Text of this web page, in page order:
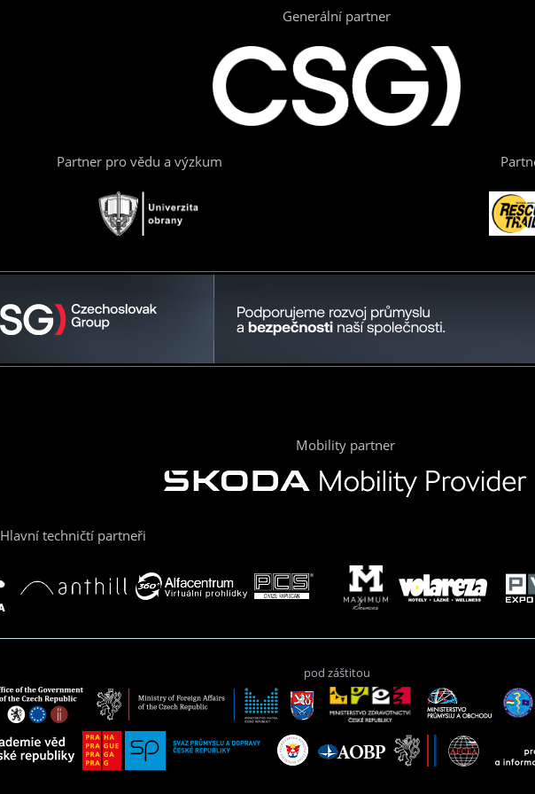
Generální partner
Partner pro vědu a výzkum
Mobility partner
Hlavní techničtí partneři
pod záštitou